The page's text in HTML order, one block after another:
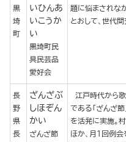
黒
埼
町
いひんあ
いこうか
い
黒埼町民
具民芸品
愛好会
題に悩まされな
とおして、世代
長
野
県
長
ざんざぶ
しほぞん
かい
ざんざ節
江戸時代から
である「ざんざ
を活発に実施。
ほか、月１回例